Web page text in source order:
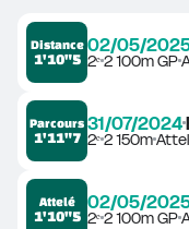
Distance
1'10"5
02/05/
2ᵉ2 100m GP
Parcours
1'11"7
31/07/2024
2ᵉ2 150m
Attelé
1'10"5
02/05/
2ᵉ2 100m GP